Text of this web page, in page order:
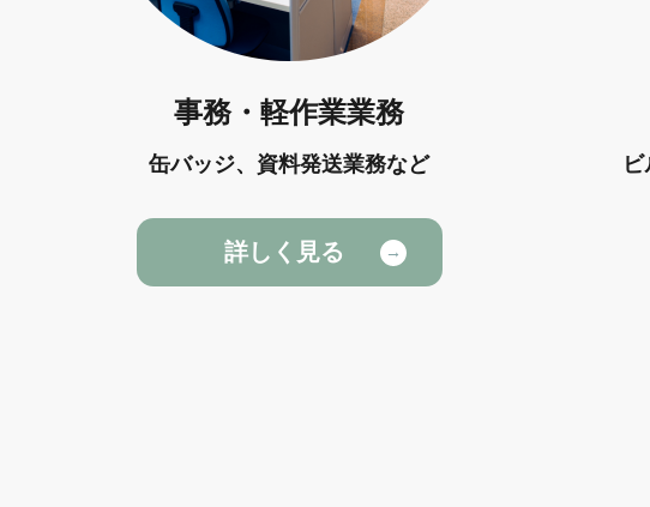
事務・軽作業業務
缶バッジ、資料発送業務など
詳しく見る